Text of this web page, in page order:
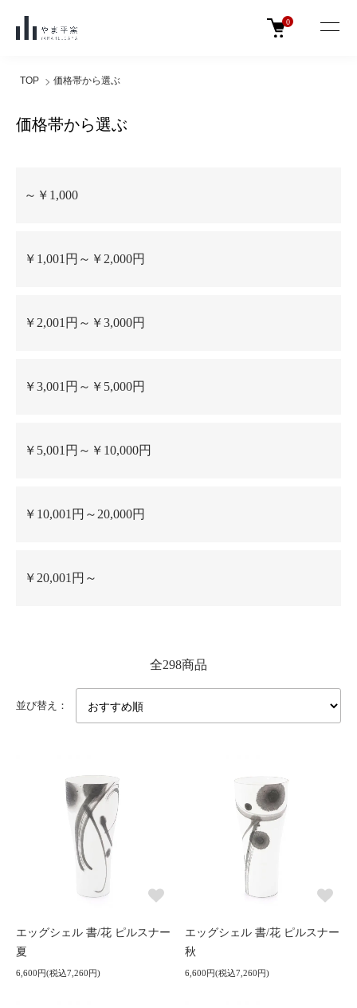
0
TOP 価格帯から選ぶ
価格帯から選ぶ
～￥1,000
￥1,001円～￥2,000円
￥2,001円～￥3,000円
￥3,001円～￥5,000円
￥5,001円～￥10,000円
￥10,001円～20,000円
￥20,001円～
全298商品
並び替え：
エッグシェル 書/花 ピルスナー
夏
6,600円(税込7,260円)
エッグシェル 書/花 ピルスナー
秋
6,600円(税込7,260円)